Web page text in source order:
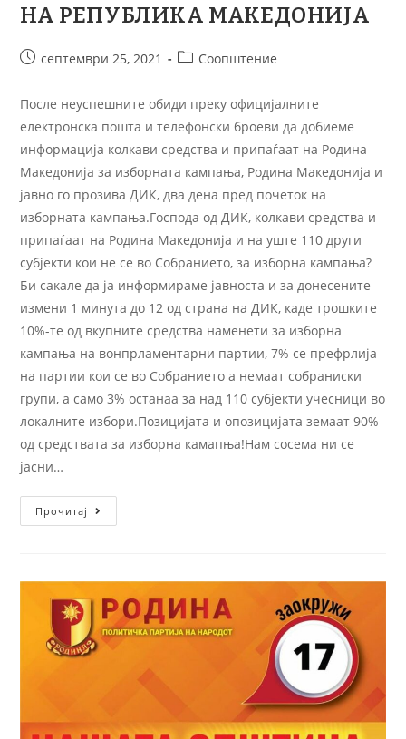
НА РЕПУБЛИКА МАКЕДОНИЈА
септември 25, 2021 Соопштение
После неуспешните обиди преку официјалните
електронска пошта и телефонски броеви да добиеме
информација колкави средства и припаѓаат на Родина
Македонија за изборната кампања, Родина Македонија и
јавно го прозива ДИК, два дена пред почеток на
изборната кампања.Господа од ДИК, колкави средства и
припаѓаат на Родина Македонија и на уште 110 други
субјекти кои не се во Собранието, за изборна кампања?
Би сакале да ја информираме јавноста и за донесените
измени 1 минута до 12 од страна на ДИК, каде трошките
10%-те од вкупните средства наменети за изборна
кампања на вонпрламентарни партии, 7% се префрлија
на партии кои се во Собранието а немаат собраниски
групи, а само 3% останаа за над 110 субјекти учесници во
локалните избори.Позицијата и опозицијата земаат 90%
од средствата за изборна камапња!Нам сосема ни се
јасни…
Прочитај